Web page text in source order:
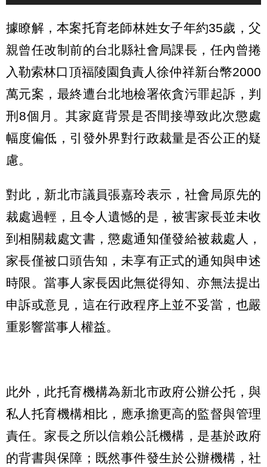
據瞭解，本案托育老師林姓女子年約35歲，父
親曾任改制前的台北縣社會局課長，任內曾捲
入勒索林口頂福陵園負責人徐仲祥新台幣2000
萬元案，最終遭台北地檢署依貪污罪起訴，判
刑8個月。其家庭背景是否間接導致此次懲處
幅度偏低，引發外界對行政裁量是否公正的疑
慮。
對此，新北市議員張嘉玲表示，社會局原先的
裁處過輕，且令人遺憾的是，被害家長並未收
到相關裁處文書，懲處通知僅發給被裁處人，
家長僅被口頭告知，未享有正式的通知與申述
時限。當事人家長因此無從得知、亦無法提出
申訴或意見，這在行政程序上並不妥當，也嚴
重影響當事人權益。
此外，此托育機構為新北市政府公辦公托，與
私人托育機構相比，應承擔更高的監督與管理
責任。家長之所以信賴公託機構，是基於政府
的背書與保障；既然事件發生於公辦機構，社